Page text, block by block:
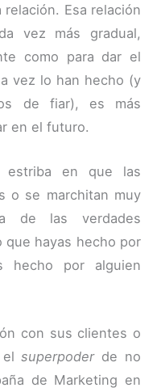
Esa relación
vez más gradual,
como para dar el
vez lo han hecho (y
de fiar), es más
en el futuro.
en que las
o se marchitan muy
de las verdades
hayas hecho por
hecho por alguien
con sus clientes o
elsuperpoderde no
de Marketing en